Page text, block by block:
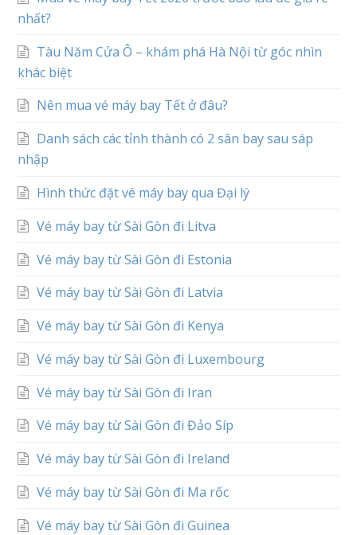
nhất?
Tàu Năm Cửa Ô – khám phá Hà Nội từ góc nhìn
khác biệt
Nên mua vé máy bay Tết ở đâu?
Danh sách các tỉnh thành có 2 sân bay sau sáp
nhập
Hình thức đặt vé máy bay qua Đại lý
Vé máy bay từ Sài Gòn đi Litva
Vé máy bay từ Sài Gòn đi Estonia
Vé máy bay từ Sài Gòn đi Latvia
Vé máy bay từ Sài Gòn đi Kenya
Vé máy bay từ Sài Gòn đi Luxembourg
Vé máy bay từ Sài Gòn đi Iran
Vé máy bay từ Sài Gòn đi Đảo Síp
Vé máy bay từ Sài Gòn đi Ireland
Vé máy bay từ Sài Gòn đi Ma rốc
Vé máy bay từ Sài Gòn đi Guinea